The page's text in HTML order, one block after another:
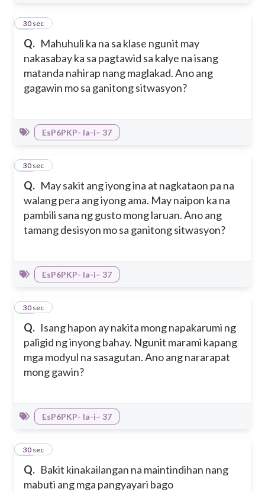
Q. Mahuhuli ka na sa klase ngunit may
nakasabay ka sa pagtawid sa kalye na isang
matanda nahirap nang maglakad. Ano ang
gagawin mo sa ganitong sitwasyon?
12
30 sec
EsP6PKP- Ia-i– 37
Q. May sakit ang iyong ina at nagkataon pa na
walang pera ang iyong ama. May naipon ka na
pambili sana ng gusto mong laruan. Ano ang
tamang desisyon mo sa ganitong sitwasyon?
13
30 sec
EsP6PKP- Ia-i– 37
Q. Isang hapon ay nakita mong napakarumi ng
paligid ng inyong bahay. Ngunit marami kapang
mga modyul na sasagutan. Ano ang nararapat
mong gawin?
14
30 sec
EsP6PKP- Ia-i– 37
Q. Bakit kinakailangan na maintindihan nang
mabuti ang mga pangyayari bago
15
30 sec